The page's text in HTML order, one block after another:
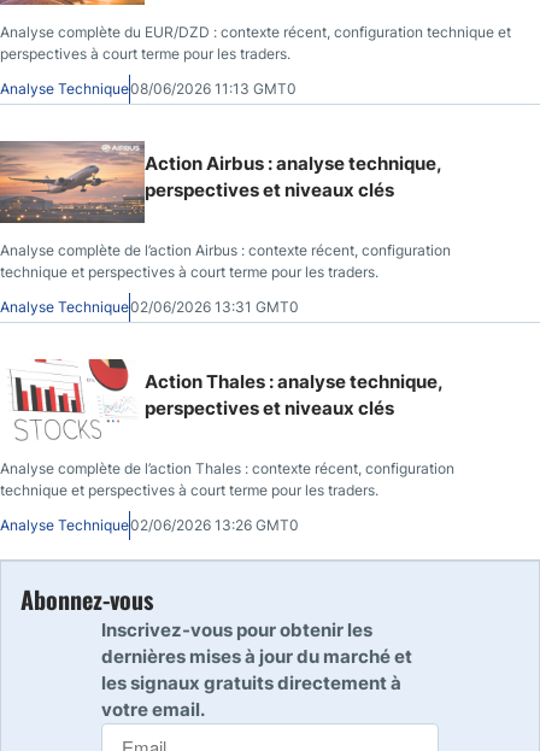
Analyse complète du EUR/DZD : contexte récent, configuration technique et
perspectives à court terme pour les traders.
Analyse Technique08/06/2026 11:13 GMT0
Action Airbus : analyse technique,
perspectives et niveaux clés
Analyse complète de l’action Airbus : contexte récent, configuration
technique et perspectives à court terme pour les traders.
Analyse Technique02/06/2026 13:31 GMT0
Action Thales : analyse technique,
perspectives et niveaux clés
Analyse complète de l’action Thales : contexte récent, configuration
technique et perspectives à court terme pour les traders.
Analyse Technique02/06/2026 13:26 GMT0
Abonnez-vous
Inscrivez-vous pour obtenir les
dernières mises à jour du marché et
les signaux gratuits directement à
votre email.